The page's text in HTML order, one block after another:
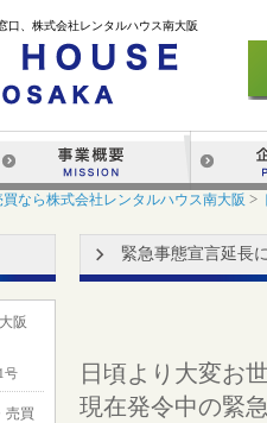
口、株式会社レンタルハウス南大阪
なら株式会社レンタルハウス南大阪 >
緊急事態宣言延長
日頃より大変お
現在発令中の緊
阪
号
売買